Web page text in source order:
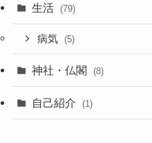
生活 (79)
病気 (5)
神社・仏閣 (8)
自己紹介 (1)